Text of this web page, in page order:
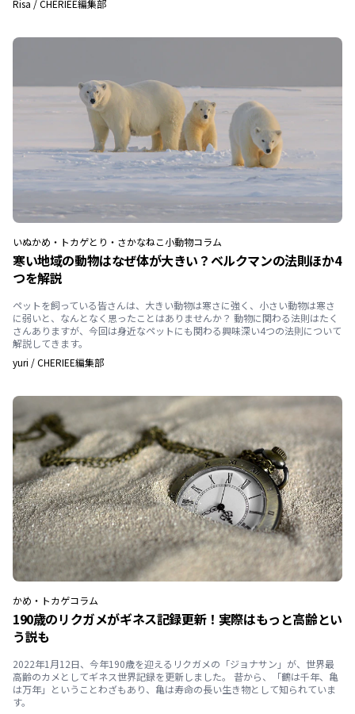
Risa /CHERIEE編集部
いぬかめ・トカゲとり・さかなねこ小動物コラム
寒い地域の動物はなぜ体が大きい？ベルクマンの法則ほか4
つを解説
ペットを飼っている皆さんは、大きい動物は寒さに強く、小さい動物は寒さ
に弱いと、なんとなく思ったことはありませんか？ 動物に関わる法則はたく
さんありますが、今回は身近なペットにも関わる興味深い4つの法則について
解説してきます。
yuri /CHERIEE編集部
かめ・トカゲコラム
190歳のリクガメがギネス記録更新！実際はもっと高齢とい
う説も
2022年1月12日、今年190歳を迎えるリクガメの「ジョナサン」が、世界最
高齢のカメとしてギネス世界記録を更新しました。 昔から、「鶴は千年、亀
は万年」ということわざもあり、亀は寿命の長い生き物として知られていま
す。